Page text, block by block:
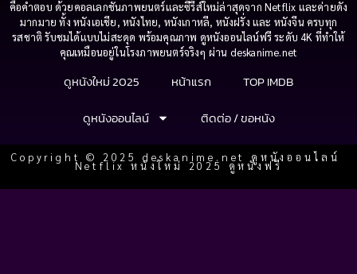
คือคำตอบ ด้วยคอลเลกชันภาพยนตร์และซีรีส์ใหม่ล่าสุดจาก Netflix และค่ายดัง
มากมาย ทั้ง หนังเอเชีย, หนังไทย, หนังเกาหลี, หนังฝรั่ง และ หนังจีน ครบทุก
รสชาติ รับชมได้แบบไม่สะดุด พร้อมคุณภาพ ดูหนังออนไลน์ฟรี ระดับ 4K ที่ทำให้
คุณเหมือนอยู่ในโรงภาพยนตร์จริงๆ ผ่าน deskanime.net
ดูหนังใหม่ 2025 หน้าแรก
TOP IMDB
ดูหนังออนไลน์
ติดต่อ / ขอหนัง
Copyright © 2025 deskanime.net ดูหนังออนไลน์
Netflix หนังใหม่ 2025 ดูหนังฟรี